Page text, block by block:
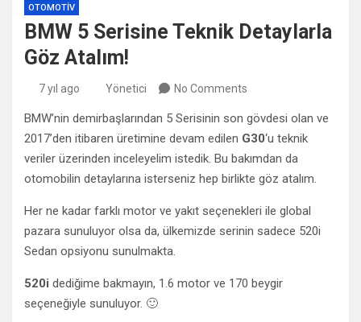
OTOMOTIV
BMW 5 Serisine Teknik Detaylarla
Göz Atalım!
7 yıl ago Yönetici No Comments
BMW’nin demirbaşlarından 5 Serisinin son gövdesi olan ve
2017’den itibaren üretimine devam edilen G30‘u teknik
veriler üzerinden inceleyelim istedik. Bu bakımdan da
otomobilin detaylarına isterseniz hep birlikte göz atalım.
Her ne kadar farklı motor ve yakıt seçenekleri ile global
pazara sunuluyor olsa da, ülkemizde serinin sadece 520i
Sedan opsiyonu sunulmakta.
520i dediğime bakmayın, 1.6 motor ve 170 beygir
seçeneğiyle sunuluyor. 🙂